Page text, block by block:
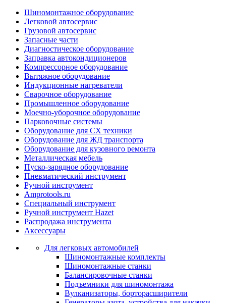
Шиномонтажное оборудование
Легковой автосервис
Грузовой автосервис
Запасные части
Диагностическое оборудование
Заправка автокондиционеров
Компрессорное оборудование
Вытяжное оборудование
Индукционные нагреватели
Сварочное оборудование
Промышленное оборудование
Моечно-уборочное оборудование
Парковочные системы
Оборудование для СХ техники
Оборудование для ЖД транспорта
Оборудование для кузовного ремонта
Металлическая мебель
Пуско-зарядное оборудование
Пневматический инструмент
Ручной инструмент
Amprotools.ru
Специальный инструмент
Ручной инструмент Hazet
Распродажа инструмента
Аксессуары
Для легковых автомобилей
Шиномонтажные комплекты
Шиномонтажные станки
Балансировочные станки
Подъемники для шиномонтажа
Вулканизаторы, борторасширители